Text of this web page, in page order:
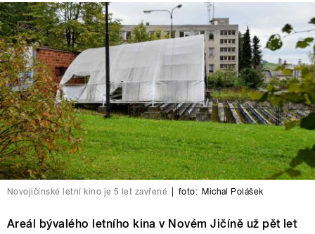
Novojičínské letní kino je 5 let zavřené foto: Michal Polášek
Areál bývalého letního kina v Novém Jičíně už pět let